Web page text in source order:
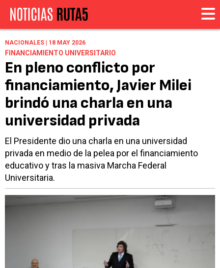
NACIONALES | 18 MAY 2026
FINANCIAMIENTO UNIVERSITARIO
En pleno conflicto por
financiamiento, Javier Milei
brindó una charla en una
universidad privada
El Presidente dio una charla en una universidad
privada en medio de la pelea por el financiamiento
educativo y tras la masiva Marcha Federal
Universitaria.